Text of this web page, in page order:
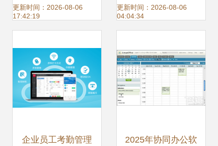
境界——从传统纹
感转化
更新时间：2026-08-06
17:42:19
规避风险
更新时间：2026-08-06
04:04:34
企业员工考勤管理 2025年协同办公软